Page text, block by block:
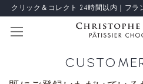
クリック＆コレクト 24時間以内｜フラ